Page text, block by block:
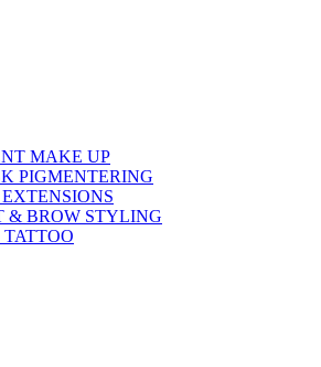
MAKE UP
PIGMENTERING
& BROW STYLING